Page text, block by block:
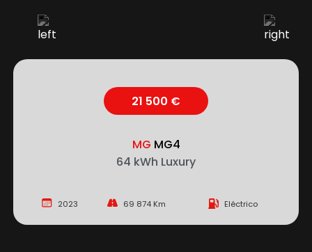
21 500 €
MG MG4
64 kWh Luxury
2023 69 874 Km Eléctrico